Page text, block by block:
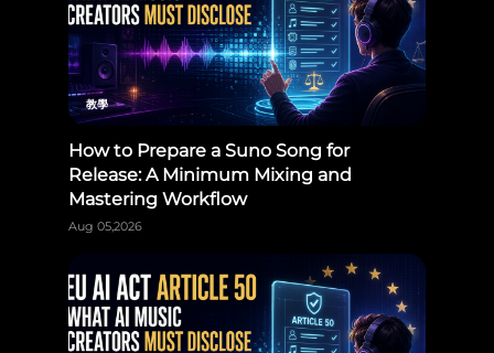
教學
How to Prepare a Suno Song for
Release: A Minimum Mixing and
Mastering Workflow
Aug 05,2026